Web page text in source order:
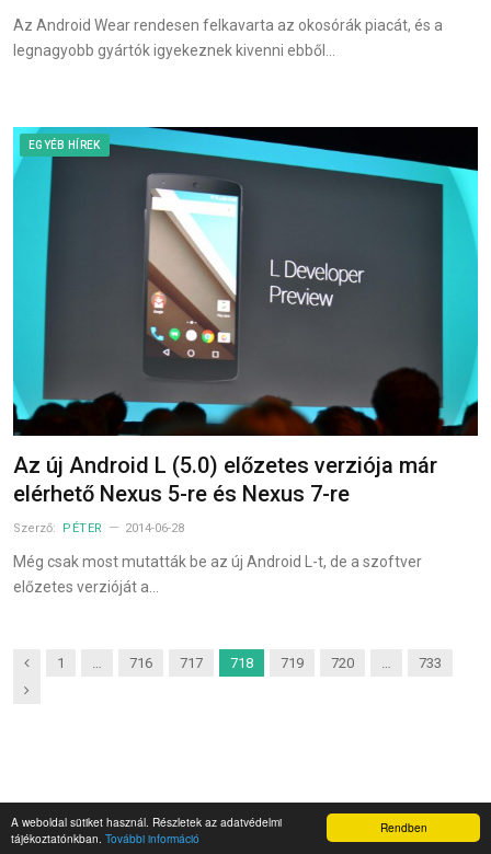
Rendben
A weboldal sütiket használ. Részletek az adatvédelmi
tájékoztatónkban. További információ
Az Android Wear rendesen felkavarta az okosórák piacát, és a
legnagyobb gyártók igyekeznek kivenni ebből…
EGYÉB HÍREK
Az új Android L (5.0) előzetes verziója már
elérhető Nexus 5-re és Nexus 7-re
Szerző: PÉTER 2014-06-28
Még csak most mutatták be az új Android L-t, de a szoftver
előzetes verzióját a…
Previous
1 716 717 718 719 720
733
Next
Napidroid.hu 2019